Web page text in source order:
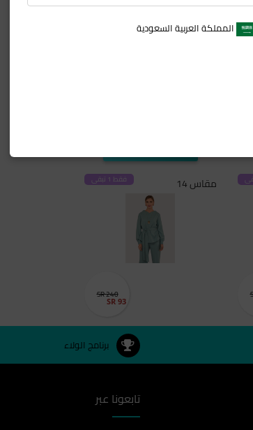
والأكمام ترفع هذه القطعة من البسيط إلى الأنيق.
مقاس 14 فقط 1 تبقى
SR 240
SR 93
برنامج الولاء
تابعونا عبر
المملكة العربية السعودية